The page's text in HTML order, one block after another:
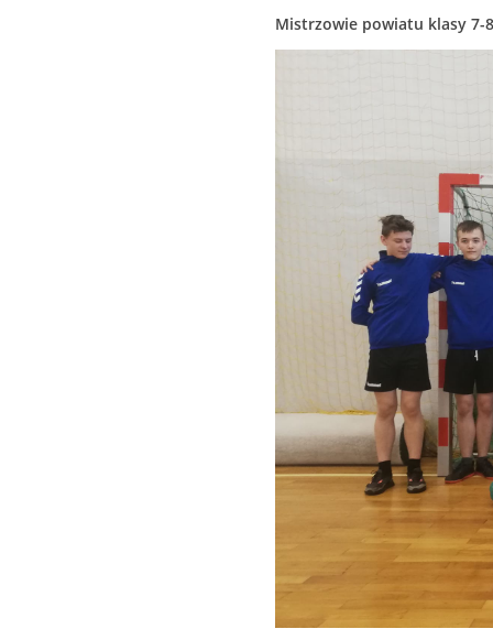
Mistrzowie powiatu klasy 7-